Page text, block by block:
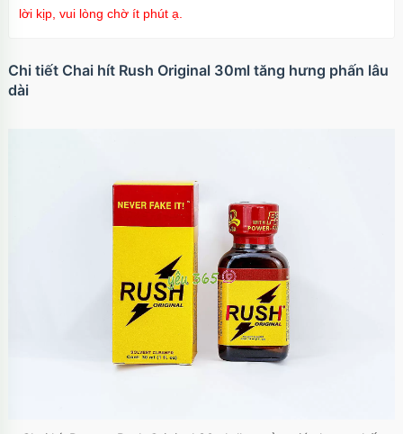
Ốp lưng MagSafe iPhone 17 Air Clear Case
Ốp lưng iPhone 17 Pro Clear Case Magnetic
trị giá70.000₫
Ốp lưng MagSafe iPhone 17 Clear Case trong
lời kịp, vui lòng chờ ít phút ạ.
Chi tiết Chai hít Rush Original 30ml tăng hưng phấn lâu
dài